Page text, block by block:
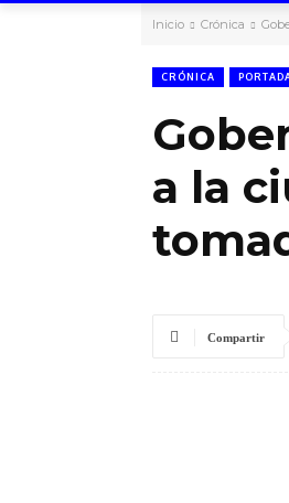
Inicio Crónica
CRÓNICA
a la
Compartir